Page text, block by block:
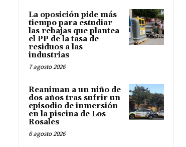
La oposición pide más
tiempo para estudiar
las rebajas que plantea
el PP de la tasa de
residuos a las
industrias
7 agosto 2026
Reaniman a un niño de
dos años tras sufrir un
episodio de inmersión
en la piscina de Los
Rosales
6 agosto 2026